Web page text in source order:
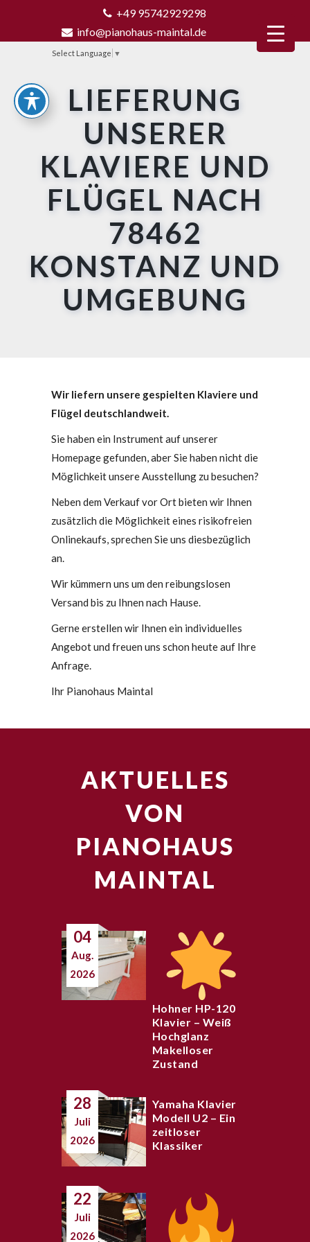
+49 95742929298
info@pianohaus-maintal.de
Select Language ▼
LIEFERUNG
UNSERER
KLAVIERE UND
FLÜGEL NACH
78462
KONSTANZ UND
UMGEBUNG
Wir liefern unsere gespielten Klaviere und
Flügel deutschlandweit.
Sie haben ein Instrument auf unserer
Homepage gefunden, aber Sie haben nicht die
Möglichkeit unsere Ausstellung zu besuchen?
Neben dem Verkauf vor Ort bieten wir Ihnen
zusätzlich die Möglichkeit eines risikofreien
Onlinekaufs, sprechen Sie uns diesbezüglich
an.
Wir kümmern uns um den reibungslosen
Versand bis zu Ihnen nach Hause.
Gerne erstellen wir Ihnen ein individuelles
Angebot und freuen uns schon heute auf Ihre
Anfrage.
Ihr Pianohaus Maintal
AKTUELLES
VON
PIANOHAUS
MAINTAL
04
Aug.
2026
Hohner HP-120
Klavier – Weiß
Hochglanz
Makelloser
Zustand
28
Juli
2026
Yamaha Klavier
Modell U2 – Ein
zeitloser
Klassiker
22
Juli
2026